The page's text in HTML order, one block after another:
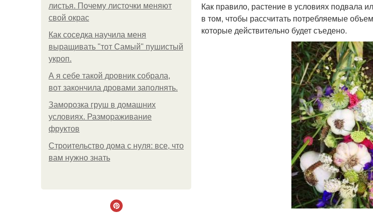
листья. Почему листочки меняют
свой окрас
Как соседка научила меня
выращивать "тот Самый" пушистый
укроп.
А я себе такой дровник собрала,
вот закончила дровами заполнять.
Заморозка груш в домашних
условиях. Размораживание
фруктов
Строительство дома с нуля: все, что
вам нужно знать
Как правило, растение в условиях подвала
в том, чтобы рассчитать потребляемые
которые действительно будет съедено.